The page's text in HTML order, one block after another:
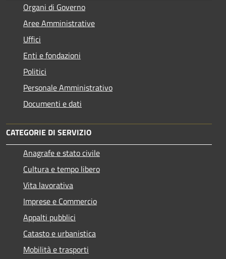
Organi di Governo
Aree Amministrative
Uffici
Enti e fondazioni
Politici
Personale Amministrativo
Documenti e dati
CATEGORIE DI SERVIZIO
Anagrafe e stato civile
Cultura e tempo libero
Vita lavorativa
Imprese e Commercio
Appalti pubblici
Catasto e urbanistica
Mobilità e trasporti